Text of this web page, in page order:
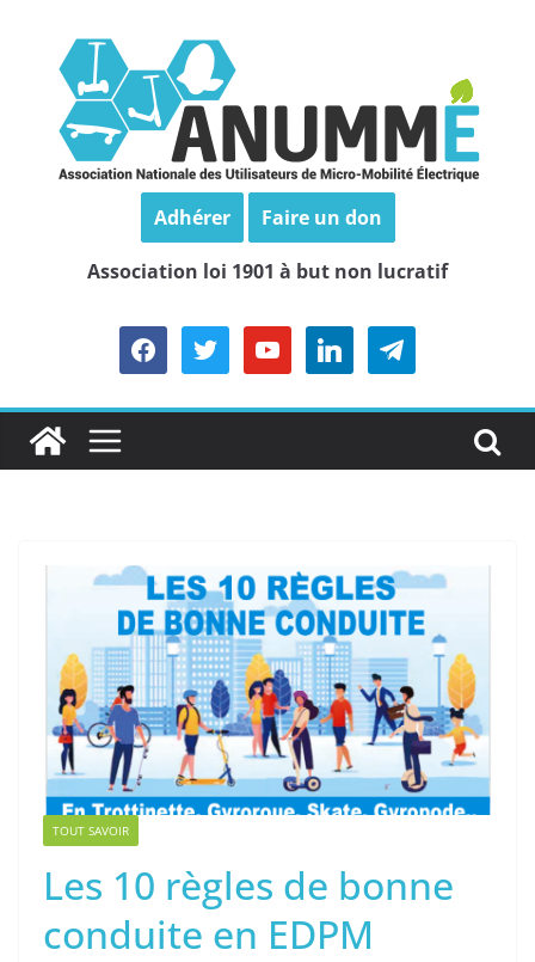
contenu
Adhérer Faire un don
Association loi 1901 à but non lucratif
facebook twitter youtube linkedin telegram
TOUT SAVOIR
Les 10 règles de bonne
conduite en EDPM